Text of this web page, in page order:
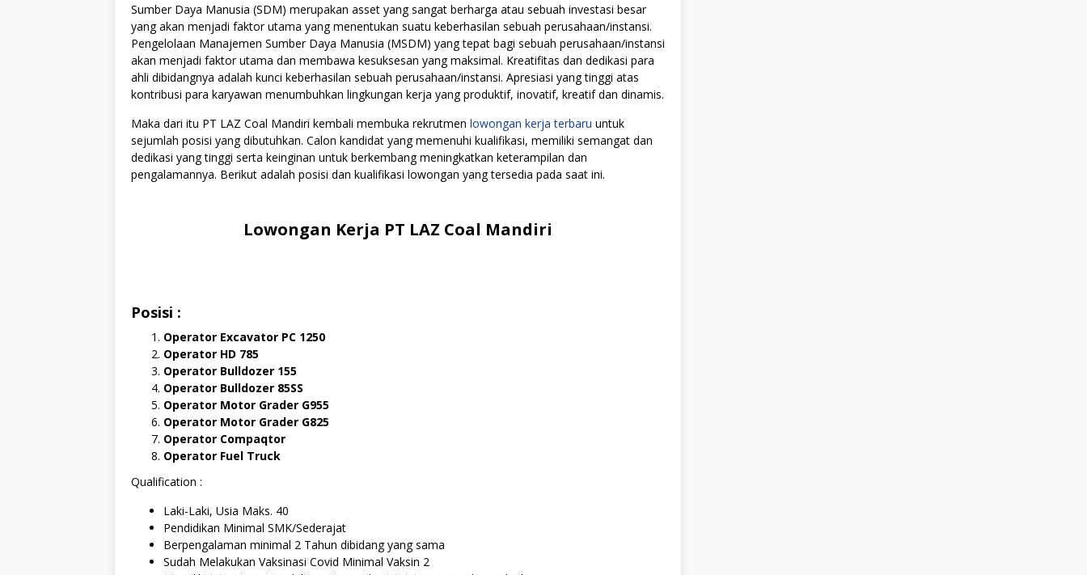
Sumber Daya Manusia (SDM) merupakan asset yang sangat berharga atau sebuah investasi besar
yang akan menjadi faktor utama yang menentukan suatu keberhasilan sebuah perusahaan/instansi.
Pengelolaan Manajemen Sumber Daya Manusia (MSDM) yang tepat bagi sebuah perusahaan/instansi
akan menjadi faktor utama dan membawa kesuksesan yang maksimal. Kreatifitas dan dedikasi para
ahli dibidangnya adalah kunci keberhasilan sebuah perusahaan/instansi. Apresiasi yang tinggi atas
kontribusi para karyawan menumbuhkan lingkungan kerja yang produktif, inovatif, kreatif dan dinamis.
Maka dari itu PT LAZ Coal Mandiri kembali membuka rekrutmen lowongan kerja terbaru untuk
sejumlah posisi yang dibutuhkan. Calon kandidat yang memenuhi kualifikasi, memiliki semangat dan
dedikasi yang tinggi serta keinginan untuk berkembang meningkatkan keterampilan dan
pengalamannya. Berikut adalah posisi dan kualifikasi lowongan yang tersedia pada saat ini.
Lowongan Kerja PT LAZ Coal Mandiri
Posisi :
Operator Excavator PC 1250
Operator HD 785
Operator Bulldozer 155
Operator Bulldozer 85SS
Operator Motor Grader G955
Operator Motor Grader G825
Operator Compaqtor
Operator Fuel Truck
Qualification :
Laki-Laki, Usia Maks. 40
Pendidikan Minimal SMK/Sederajat
Berpengalaman minimal 2 Tahun dibidang yang sama
Sudah Melakukan Vaksinasi Covid Minimal Vaksin 2